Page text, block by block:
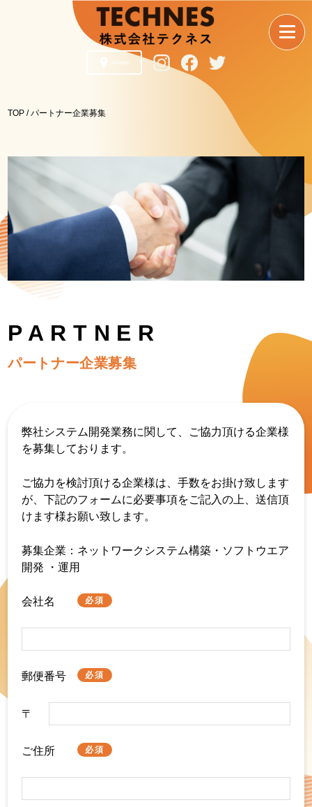
ACCESS
TOP / パートナー企業募集
PARTNER
パートナー企業募集
弊社システム開発業務に関して、ご協力頂ける企業様
を募集しております。
ご協力を検討頂ける企業様は、手数をお掛け致します
が、下記のフォームに必要事項をご記入の上、送信頂
けます様お願い致します。
募集企業：ネットワークシステム構築・ソフトウエア
開発 ・運用
会社名 必須
郵便番号 必須
ご住所 必須